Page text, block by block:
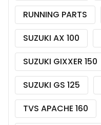
RUNNING PARTS
SUZUKI AX 100
SUZUKI GIXXER 150
SUZUKI GS 125
TVS APACHE 160